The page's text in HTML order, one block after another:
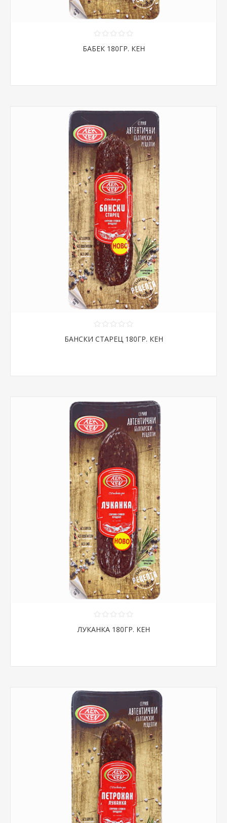
БАБЕК 180ГР. КЕН
БАНСКИ СТАРЕЦ 180ГР. КЕН
ЛУКАНКА 180ГР. КЕН